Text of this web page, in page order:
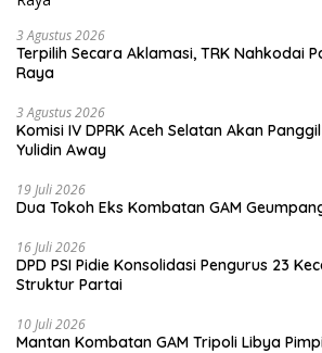
3 Agustus 2026
Terpilih Secara Aklamasi, TRK Nahkodai
Raya
3 Agustus 2026
Komisi IV DPRK Aceh Selatan Akan
Yulidin Away
19 Juli 2026
Dua Tokoh Eks Kombatan GAM
16 Juli 2026
DPD PSI Pidie Konsolidasi Pengurus 23
Struktur Partai
10 Juli 2026
Mantan Kombatan GAM Tripoli Libya